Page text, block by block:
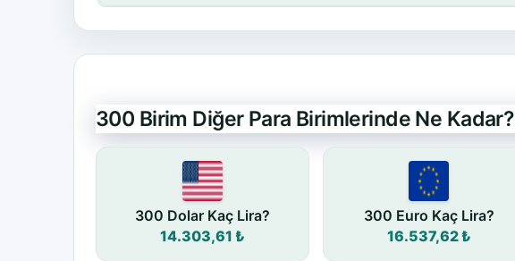
300 Birim Diğer Para Birimlerinde Ne Kadar?
300 Dolar Kaç Lira?
14.303,61 ₺
300 Euro Kaç Lira?
16.537,62 ₺